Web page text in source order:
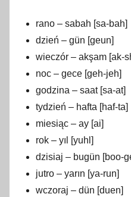
rano – sabah [sa-bah]
dzień – gün [geun]
wieczór – akşam [ak-
noc – gece [geh-jeh]
godzina – saat [sa-at]
tydzień – hafta [haf-ta]
miesiąc – ay [ai]
rok – yıl [yuhl]
dzisiaj – bugün [boo-
jutro – yarın [ya-run]
wczoraj – dün [duen]